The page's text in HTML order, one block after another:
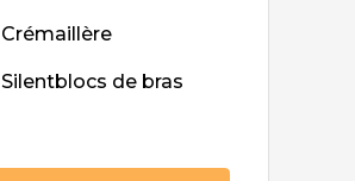
Crémaillère
Silentblocs de bras